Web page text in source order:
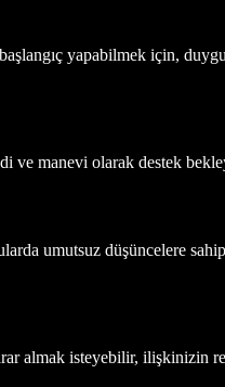
yapabilmek için,
ve manevi olarak destek
umutsuz düşüncelere
almak isteyebilir, ilişkinizin